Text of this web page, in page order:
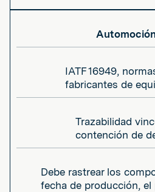
IATF 16949,
fabricantes de
Trazabilidad
contención de
Debe rastrear los
fecha de producción, el